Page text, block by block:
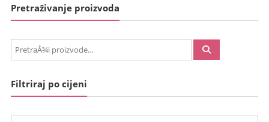
Pretraživanje proizvoda
PretraÅ¾i:
Filtriraj po cijeni